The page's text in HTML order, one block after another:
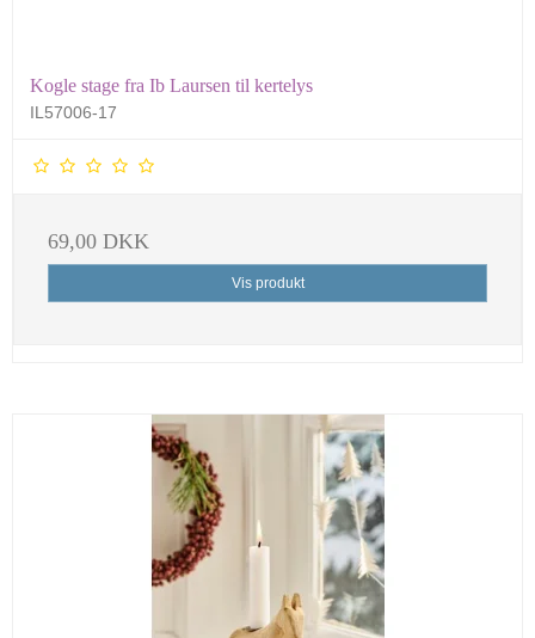
Kogle stage fra Ib Laursen til kertelys
IL57006-17
69,00 DKK
Vis produkt